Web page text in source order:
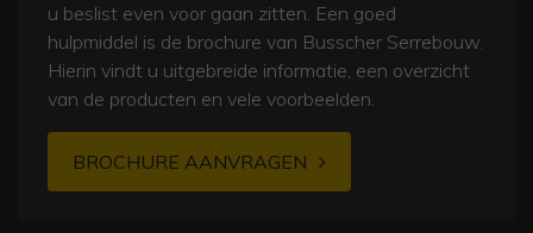
u beslist even voor gaan zitten. Een goed
hulpmiddel is de brochure van Busscher Serrebouw.
Hierin vindt u uitgebreide informatie, een overzicht
van de producten en vele voorbeelden.
BROCHURE AANVRAGEN